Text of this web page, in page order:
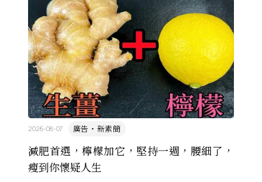
減肥首選，檸檬加它，堅持一週，腰細了，
瘦到你懷疑人生
廣告・新素簡
2026-08-07